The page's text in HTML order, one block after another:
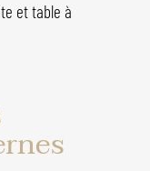
et table à